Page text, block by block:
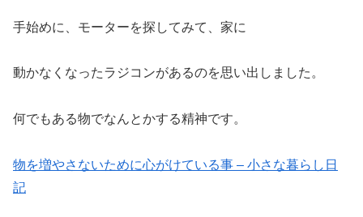
手始めに、モーターを探してみて、家に
動かなくなったラジコンがあるのを思い出しました。
何でもある物でなんとかする精神です。
物を増やさないために心がけている事 – 小さな暮らし日
記